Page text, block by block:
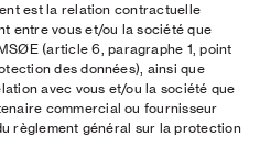
est la relation contractuelle
entre vous et/ou la société que
(article 6, paragraphe 1, point
des données), ainsi que
avec vous et/ou la société que
commercial ou fournisseur
règlement général sur la protection